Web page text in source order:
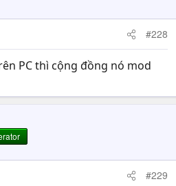
#228
PC thì cộng đồng nó mod
#229